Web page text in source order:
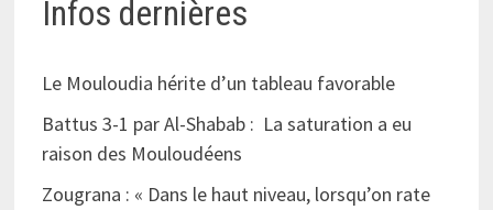
Infos dernières
Le Mouloudia hérite d’un tableau favorable
Battus 3-1 par Al-Shabab : La saturation a eu
raison des Mouloudéens
Zougrana : « Dans le haut niveau, lorsqu’on rate